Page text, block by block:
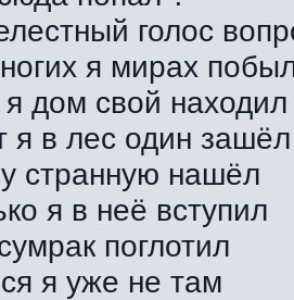
голос
я мирах
я дом свой находил
я в лес один зашёл
странную нашёл
я в неё вступил
поглотил
я уже не там